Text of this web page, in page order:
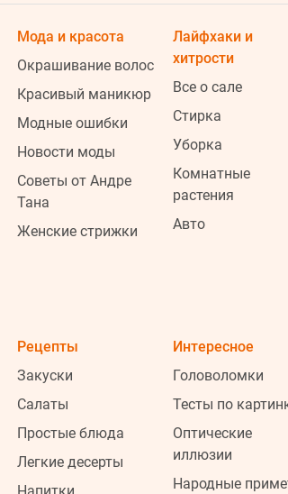
23:32
23:14
Мода и красота
Окрашивание волос
Красивый маникюр
Модные ошибки
Новости моды
Советы от Андре
Тана
Женские стрижки
Лайфхаки и
хитрости
Все о сале
Стирка
Уборка
Комнатные
растения
Авто
Рецепты
Закуски
Салаты
Простые блюда
Легкие десерты
Интересное
Головоломки
Тесты по
Оптические
иллюзии
Народные